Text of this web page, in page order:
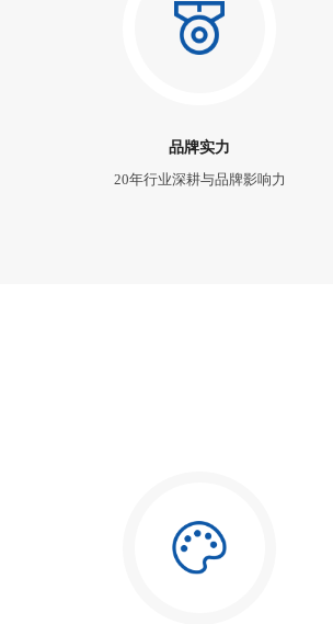
品牌实力
20年行业深耕与品牌影响力